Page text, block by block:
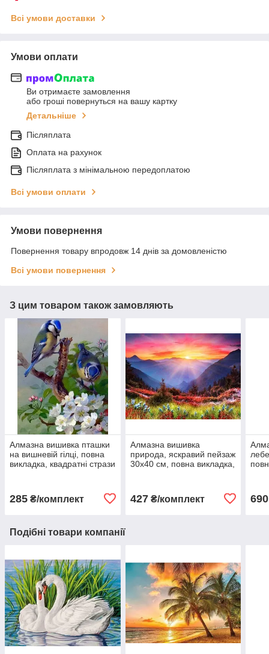
Всі умови доставки
Умови оплати
Ви отримаєте замовлення
або гроші повернуться на вашу картку
Детальніше
Післяплата
Оплата на рахунок
Післяплата з мінімальною передоплатою
Всі умови оплати
Умови повернення
Повернення товару впродовж 14 днів за домовленістю
Всі умови повернення
З цим товаром також замовляють
Алмазна вишивка пташки
на вишневій гілці, повна
викладка, квадратні стрази
285 ₴/комплект
Алмазна вишивка
природа, яскравий пейзаж
30х40 см, повна викладка,
427₴/комплект 690
Подібні товари компанії